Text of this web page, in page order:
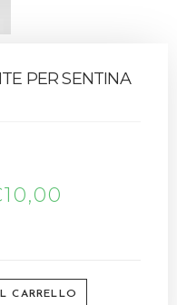
PER SENTINA
10,00
CARRELLO